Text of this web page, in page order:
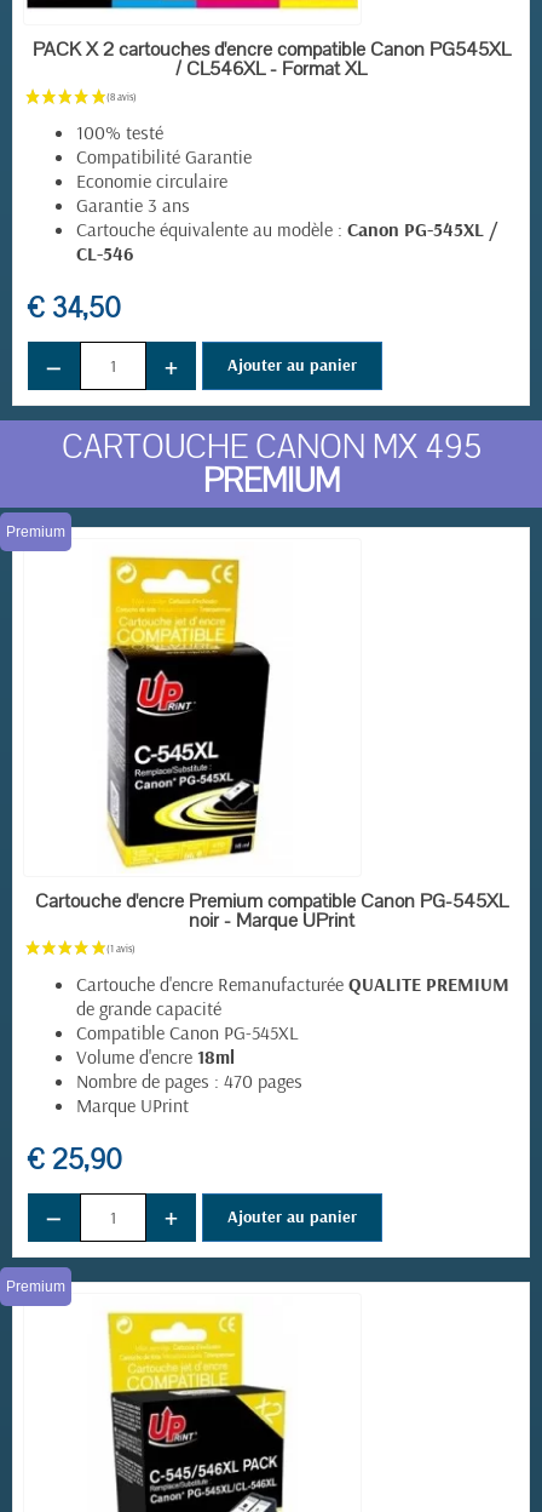
(1 avis)
EN STOCK
PACK X 2 cartouches d'encre compatible Canon PG545XL
/ CL546XL - Format XL
100% testé
Compatibilité Garantie
Economie circulaire
Garantie 3 ans
Cartouche équivalente au modèle : Canon PG-545XL /
CL-546
€ 34,50
− + Ajouter au panier
CARTOUCHE CANON MX 495
PREMIUM
EN STOCK
Premium
Cartouche d'encre Premium compatible Canon PG-545XL
noir - Marque UPrint
Cartouche d'encre Remanufacturée QUALITE PREMIUM
de grande capacité
Compatible Canon PG-545XL
Volume d'encre 18ml
Nombre de pages : 470 pages
Marque UPrint
€ 25,90
− + Ajouter au panier
Premium